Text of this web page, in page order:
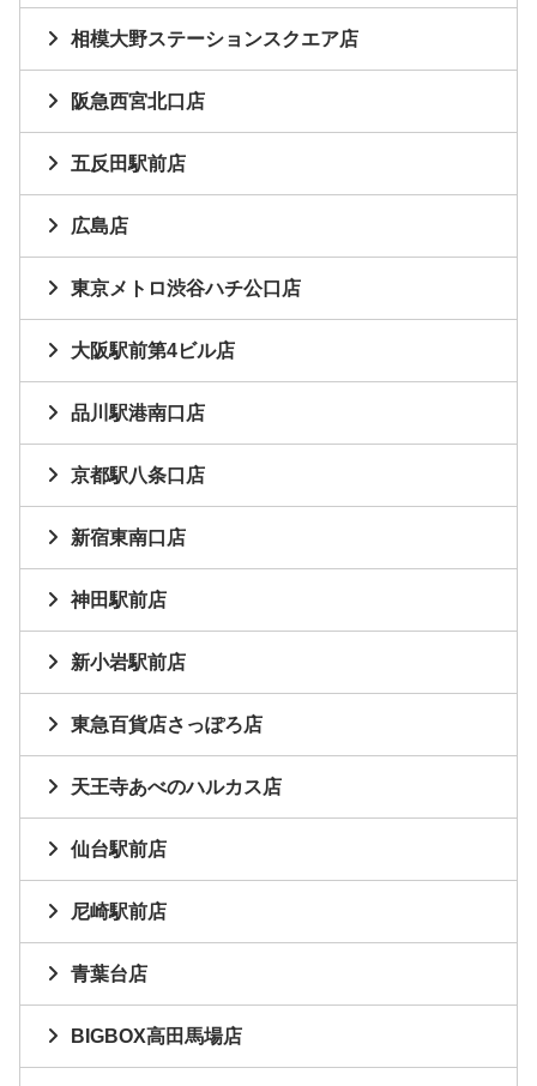
相模大野ステーションスクエア店
阪急西宮北口店
五反田駅前店
広島店
東京メトロ渋谷ハチ公口店
大阪駅前第4ビル店
品川駅港南口店
京都駅八条口店
新宿東南口店
神田駅前店
新小岩駅前店
東急百貨店さっぽろ店
天王寺あべのハルカス店
仙台駅前店
尼崎駅前店
青葉台店
BIGBOX高田馬場店